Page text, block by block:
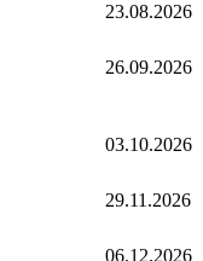
23.08.2026
26.09.2026
03.10.2026
29.11.2026
06.12.2026